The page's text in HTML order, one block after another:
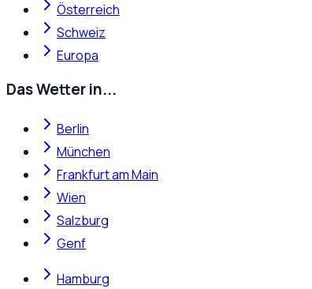
Österreich
Schweiz
Europa
Das Wetter in...
Berlin
München
Frankfurt am Main
Wien
Salzburg
Genf
Hamburg